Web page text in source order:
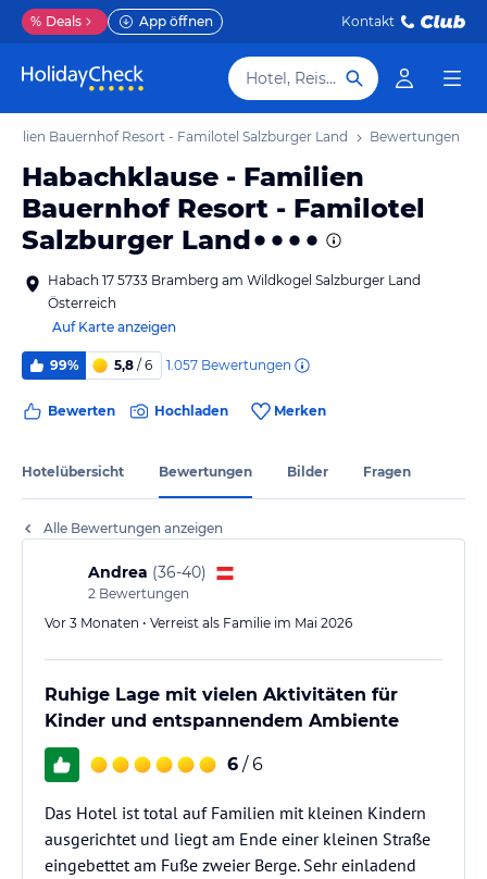
% Deals App öffnen Kontakt
Hotel, Reiseziel
Bauernhof Resort - Familotel Salzburger Land Bewertungen
Habachklause - Familien
Bauernhof Resort - Familotel
Salzburger Land
Habach 17 5733 Bramberg am Wildkogel Salzburger Land
Österreich
Auf Karte anzeigen
99% 5,8 / 6 1.057 Bewertungen
Bewerten Hochladen Merken
Hotelübersicht Bewertungen Bilder Fragen
Alle Bewertungen anzeigen
Andrea (36-40)
2 Bewertungen
Vor 3 Monaten • Verreist als Familie im Mai 2026
Ruhige Lage mit vielen Aktivitäten für
Kinder und entspannendem Ambiente
6 / 6
Das Hotel ist total auf Familien mit kleinen Kindern
ausgerichtet und liegt am Ende einer kleinen Straße
eingebettet am Fuße zweier Berge. Sehr einladend